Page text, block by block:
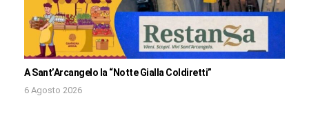
A Sant’Arcangelo la “Notte Gialla Coldiretti”
6 Agosto 2026